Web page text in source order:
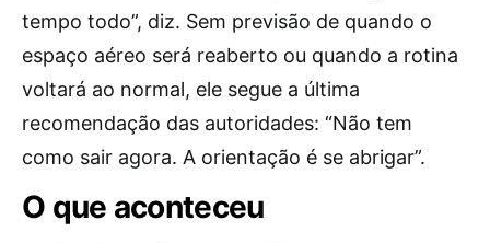
tempo todo”, diz. Sem previsão de quando o
espaço aéreo será reaberto ou quando a rotina
voltará ao normal, ele segue a última
recomendação das autoridades: “Não tem
como sair agora. A orientação é se abrigar”.
O que aconteceu